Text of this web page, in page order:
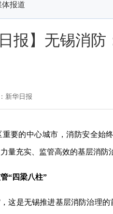
体报道
日报】无锡消
新华日报
要的中心城市，消防安全始
量充实、监管高效的基层消防
“四梁八柱”
这是无锡推进基层消防治理